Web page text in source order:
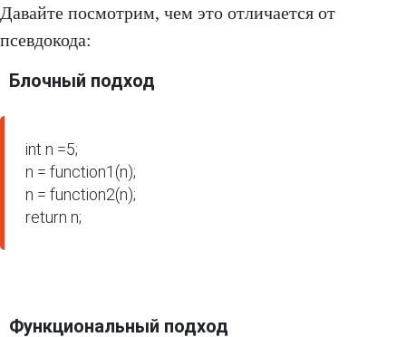
Давайте посмотрим, чем это отличается от
псевдокода:
Блочный подход
int n =5;
n = function1(n);
n = function2(n);
return n;
Функциональный подход